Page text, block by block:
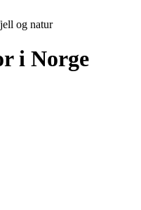
i Norge